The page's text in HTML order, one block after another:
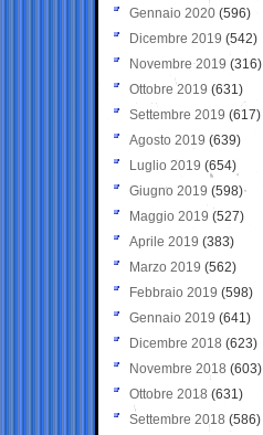
Gennaio 2020 (596)
Dicembre 2019 (542)
Novembre 2019 (316)
Ottobre 2019 (631)
Settembre 2019 (617)
Agosto 2019 (639)
Luglio 2019 (654)
Giugno 2019 (598)
Maggio 2019 (527)
Aprile 2019 (383)
Marzo 2019 (562)
Febbraio 2019 (598)
Gennaio 2019 (641)
Dicembre 2018 (623)
Novembre 2018 (603)
Ottobre 2018 (631)
Settembre 2018 (586)